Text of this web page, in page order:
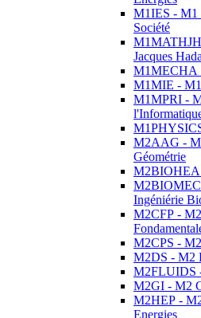
M1IES - M1
Société
Jacques
M1MECHA
M1MIE -
M1MPRI -
M2AAG -
Géométrie
M2BIOHEA
Ingéniérie
M2CFP -
M2CPS -
M2DS - M2
M2FLUIDS
M2GI - M2
M2HEP -
Energies